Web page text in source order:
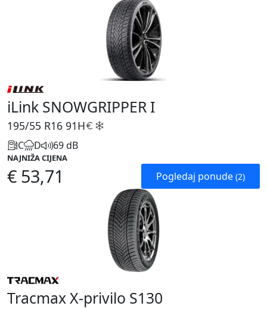
iLink SNOWGRIPPER I
195/55 R16 91H
C D 69 dB
NAJNIŽA CIJENA
€ 53,71 Pogledaj ponude (2)
Tracmax X-privilo S130